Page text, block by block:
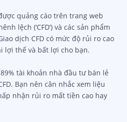
quảng cáo trên trang web
lệch (‘CFD’) và các sản phẩm
dịch CFD có mức độ rủi ro cao
lợi thế và bất lợi cho bạn.
tài khoản nhà đầu tư bán lẻ
Bạn nên cân nhắc xem liệu
nhận rủi ro mất tiền cao hay